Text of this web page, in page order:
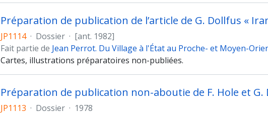
JP1114 · Dossier · [ant. 1982]
Fait partie de Jean Perrot. Du Village à l'État au Proche- et Moyen-
Cartes, illustrations préparatoires non-publiées.
JP1113 · Dossier · 1978